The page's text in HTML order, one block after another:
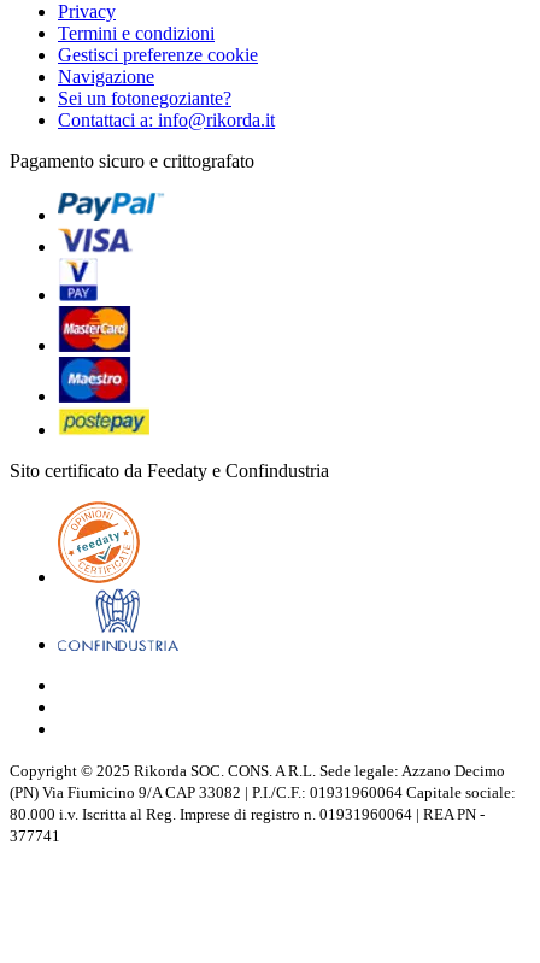
Privacy
Termini e condizioni
Gestisci preferenze cookie
Navigazione
Sei un fotonegoziante?
Contattaci a: info@rikorda.it
Pagamento sicuro e crittografato
Sito certificato da Feedaty e Confindustria
Copyright © 2025 Rikorda SOC. CONS. A R.L. Sede legale: Azzano Decimo
(PN) Via Fiumicino 9/A CAP 33082 | P.I./C.F.: 01931960064 Capitale sociale:
80.000 i.v. Iscritta al Reg. Imprese di registro n. 01931960064 | REA PN -
377741